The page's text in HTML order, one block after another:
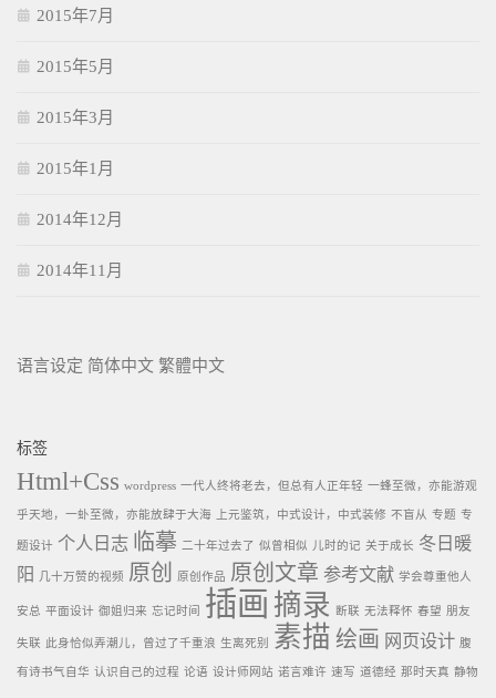
2015年7月
2015年5月
2015年3月
2015年1月
2014年12月
2014年11月
语言设定 简体中文 繁體中文
标签
Html+Css wordpress 一代人终将老去，但总有人正年轻 一蜂至微，亦能游观
乎天地，一虲至微，亦能放肆于大海 上元鉴筑，中式设计，中式装修 不盲从 专题 专
题设计 个人日志 临摹 二十年过去了 似曾相似 儿时的记 关于成长 冬日暖
阳
几十万赞的视频 原创 原创作品 原创文章 参考文献 学会尊重他人
安总 平面设计 御姐归来 忘记时间 插画 摘录 断联 无法释怀 春望 朋友
失联 此身恰似弄潮儿，曾过了千重浪 生离死别 素描 绘画 网页设计 腹
有诗书气自华 认识自己的过程 论语 设计师网站 诺言难许 速写 道德经 那时天真 静物